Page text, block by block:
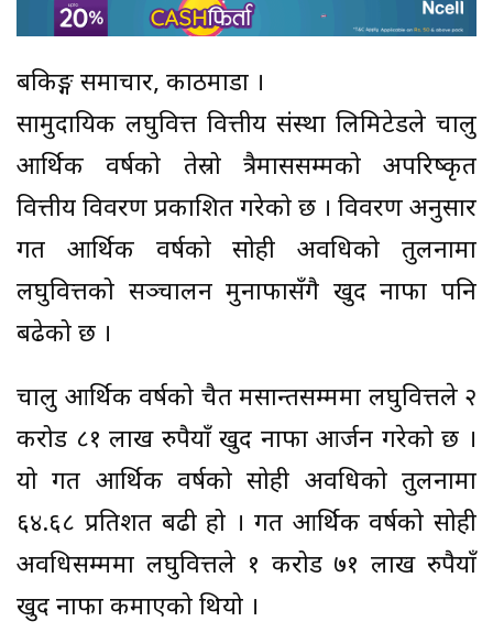
बैंकिङ्ग समाचार, काठमाडौं ।
सामुदायिक लघुवित्त वित्तीय संस्था लिमिटेडले चालु
आर्थिक वर्षको तेस्रो त्रैमाससम्मको अपरिष्कृत
वित्तीय विवरण प्रकाशित गरेको छ । विवरण अनुसार
गत आर्थिक वर्षको सोही अवधिको तुलनामा
लघुवित्तको सञ्चालन मुनाफासँगै खुद नाफा पनि
बढेको छ ।
चालु आर्थिक वर्षको चैत मसान्तसम्ममा लघुवित्तले २
करोड ८१ लाख रुपैयाँ खुद नाफा आर्जन गरेको छ ।
यो गत आर्थिक वर्षको सोही अवधिको तुलनामा
६४.६८ प्रतिशत बढी हो । गत आर्थिक वर्षको सोही
अवधिसम्ममा लघुवित्तले १ करोड ७१ लाख रुपैयाँ
खुद नाफा कमाएको थियो ।